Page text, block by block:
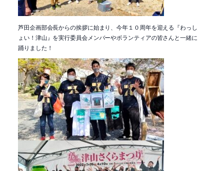
芦田企画部会長からの挨拶に始まり、今年１０周年を迎える『わっし
ょい！津山』を実行委員会メンバーやボランティアの皆さんと一緒に
踊りました！